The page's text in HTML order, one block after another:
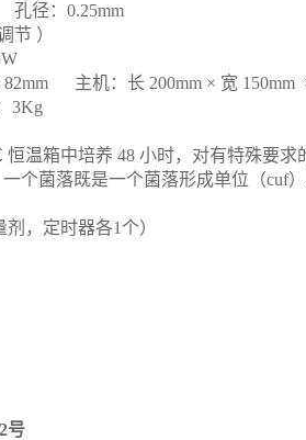
孔径：0.25mm
节 ）
主机：长 200mm × 宽 150mm
3Kg
温箱中培养 48 小时，对有特殊要求
个菌落既是一个菌落形成单位（cuf）
，定时器各1个）
号